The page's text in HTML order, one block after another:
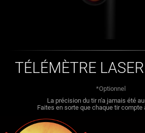
TÉLÉMÈTRE
*Optionnel
La précision du tir n'a jamais été
Faites en sorte que chaque tir compte